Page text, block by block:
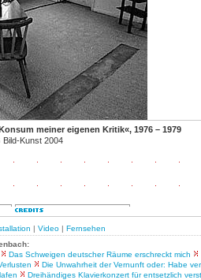
meiner eigenen Kritik«, 1976 – 1979
Bild-Kunst 2004
| Video | Fernsehen
Das Schweigen deutscher Räume erschreckt mich
Die Unwahrheit der Vernunft oder: Habe
Dreihändiges Klavierkonzert für entsetzlich